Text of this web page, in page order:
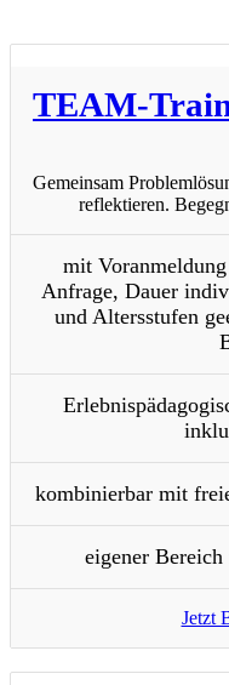
TEAM-
Gemeinsam
reflektieren.
mit
Anfrage, Dauer
und Altersstufen
kombinierbar mit
eigener
Jetzt